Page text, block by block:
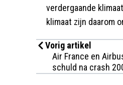
verdergaande
klimaat zijn daarom
Vorig artikel
Air France en
schuld na crash